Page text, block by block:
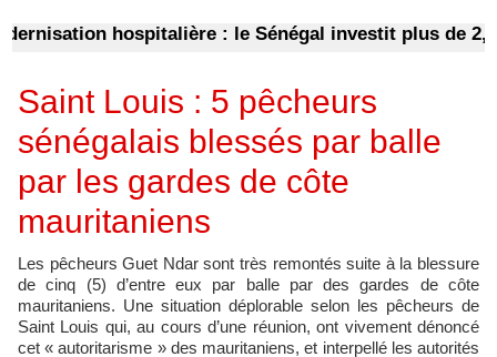
hospitalière : le Sénégal investit plus de 2,5
Saint Louis : 5 pêcheurs
sénégalais blessés par balle
par les gardes de côte
mauritaniens
Les pêcheurs Guet Ndar sont très remontés suite à la blessure
de cinq (5) d’entre eux par balle par des gardes de côte
mauritaniens. Une situation déplorable selon les pêcheurs de
Saint Louis qui, au cours d’une réunion, ont vivement dénoncé
cet « autoritarisme » des mauritaniens, et interpellé les autorités